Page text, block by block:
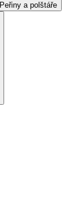
Peřiny a polštáře